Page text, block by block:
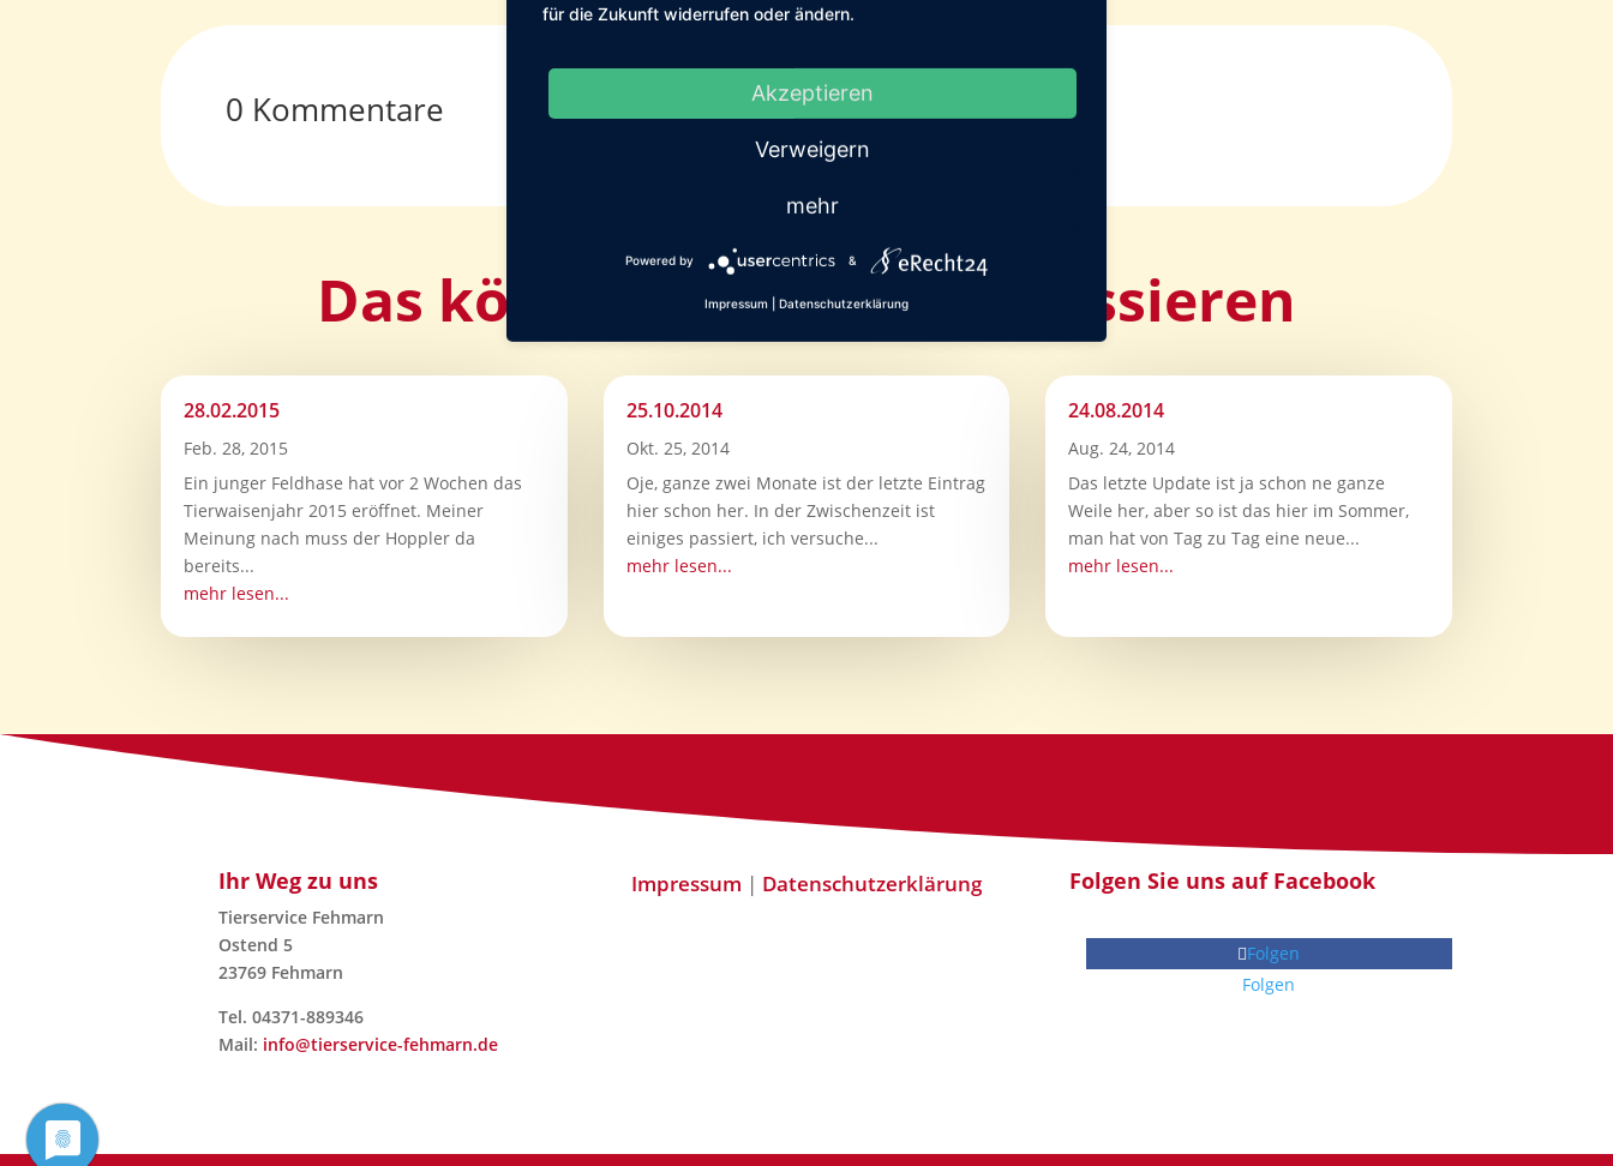
0 Kommentare
Das könnte Sie auch interessieren
28.02.2015
Feb. 28, 2015
Ein junger Feldhase hat vor 2 Wochen das
Tierwaisenjahr 2015 eröffnet. Meiner
Meinung nach muss der Hoppler da
bereits...
mehr lesen...
25.10.2014
Okt. 25, 2014
Oje, ganze zwei Monate ist der letzte Eintrag
hier schon her. In der Zwischenzeit ist
einiges passiert, ich versuche...
mehr lesen...
24.08.2014
Aug. 24, 2014
Das letzte Update ist ja schon ne ganze
Weile her, aber so ist das hier im Sommer,
man hat von Tag zu Tag eine neue...
mehr lesen...
Ihr Weg zu uns
Tierservice Fehmarn
Ostend 5
23769 Fehmarn
Tel. 04371-889346
Mail: info@tierservice-fehmarn.de
Impressum | Datenschutzerklärung Folgen Sie uns auf Facebook
Folgen
Folgen
für die Zukunft widerrufen oder ändern.
Akzeptieren
Verweigern
mehr
Powered by &
Impressum Datenschutzerklärung